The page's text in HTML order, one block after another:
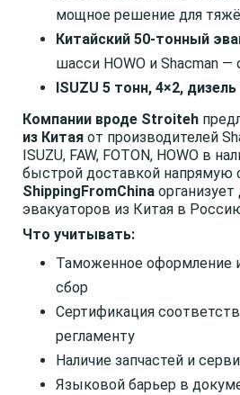
мощное решение для
Китайский 50-тонный
шасси HOWO и Shacman
ISUZU 5 тонн, 4×2, дизель
Компании вроде Stroiteh
из Китая от производителей
ISUZU, FAW, FOTON, HOWO в
быстрой доставкой напрямую
ShippingFromChina
эвакуаторов из Китая в
Что учитывать:
Таможенное оформление
сбор
Сертификация
регламенту
Наличие запчастей и
Языковой барьер в